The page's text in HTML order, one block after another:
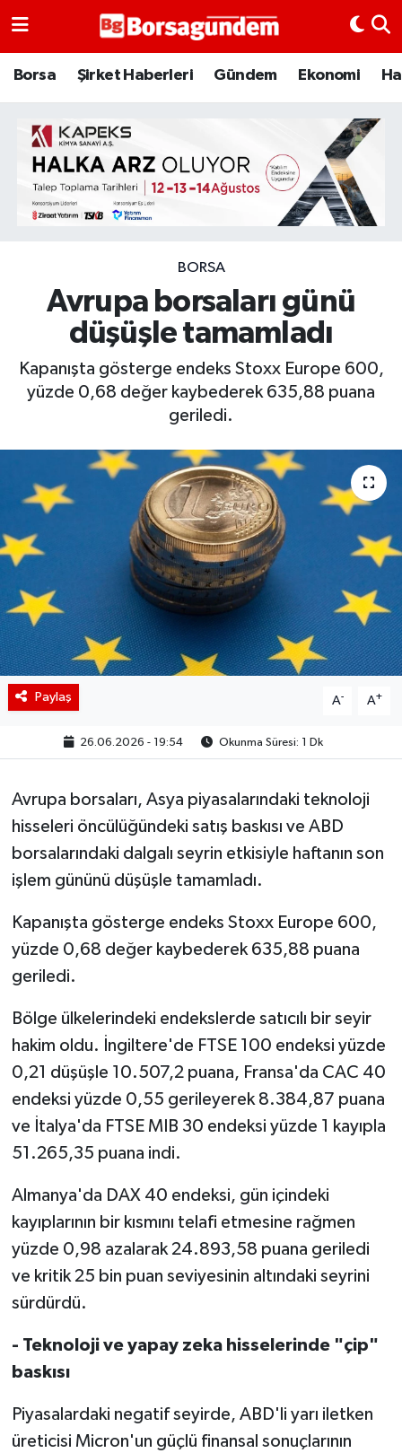
Borsa Şirket Haberleri Gündem Ekonomi
BORSA
Avrupa borsaları günü
düşüşle tamamladı
Kapanışta gösterge endeks Stoxx Europe 600,
yüzde 0,68 değer kaybederek 635,88 puana
geriledi.
Paylaş A- A+
26.06.2026 - 19:54 Okunma Süresi: 1 Dk
Avrupa borsaları, Asya piyasalarındaki teknoloji
hisseleri öncülüğündeki satış baskısı ve ABD
borsalarındaki dalgalı seyrin etkisiyle haftanın son
işlem gününü düşüşle tamamladı.
Kapanışta gösterge endeks Stoxx Europe 600,
yüzde 0,68 değer kaybederek 635,88 puana
geriledi.
Bölge ülkelerindeki endekslerde satıcılı bir seyir
hakim oldu. İngiltere'de FTSE 100 endeksi yüzde
0,21 düşüşle 10.507,2 puana, Fransa'da CAC 40
endeksi yüzde 0,55 gerileyerek 8.384,87 puana
ve İtalya'da FTSE MIB 30 endeksi yüzde 1 kayıpla
51.265,35 puana indi.
Almanya'da DAX 40 endeksi, gün içindeki
kayıplarının bir kısmını telafi etmesine rağmen
yüzde 0,98 azalarak 24.893,58 puana geriledi
ve kritik 25 bin puan seviyesinin altındaki seyrini
sürdürdü.
- Teknoloji ve yapay zeka hisselerinde "çip"
baskısı
Piyasalardaki negatif seyirde, ABD'li yarı iletken
üreticisi Micron'un güçlü finansal sonuçlarının
Borsa
Emtia
Galeri
Bitcoin
Şirket Haberleri
Borsa Gundem
Coin Isı Haritası
Ekonomik Takvim
Kiripto Para Piyasası
Gizlilik Sözleşmesi
Hakkımızda
İletişim